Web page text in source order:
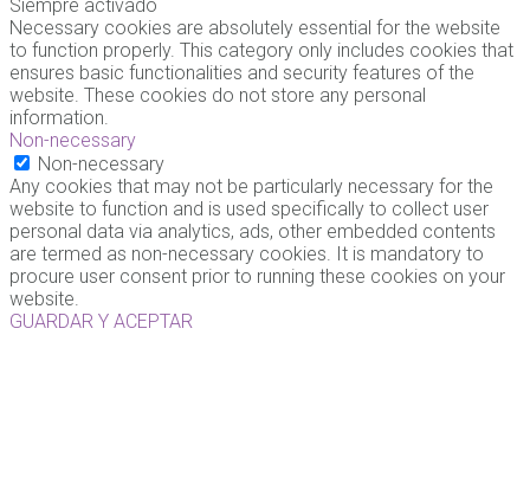
Siempre activado
Necessary cookies are absolutely essential for the website
to function properly. This category only includes cookies that
ensures basic functionalities and security features of the
website. These cookies do not store any personal
information.
Non-necessary
Non-necessary
Any cookies that may not be particularly necessary for the
website to function and is used specifically to collect user
personal data via analytics, ads, other embedded contents
are termed as non-necessary cookies. It is mandatory to
procure user consent prior to running these cookies on your
website.
GUARDAR Y ACEPTAR